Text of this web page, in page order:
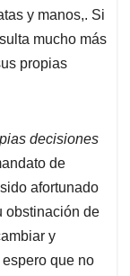
y manos,. Si
mucho más
propias
decisiones
de
afortunado
obstinación de
y
que no